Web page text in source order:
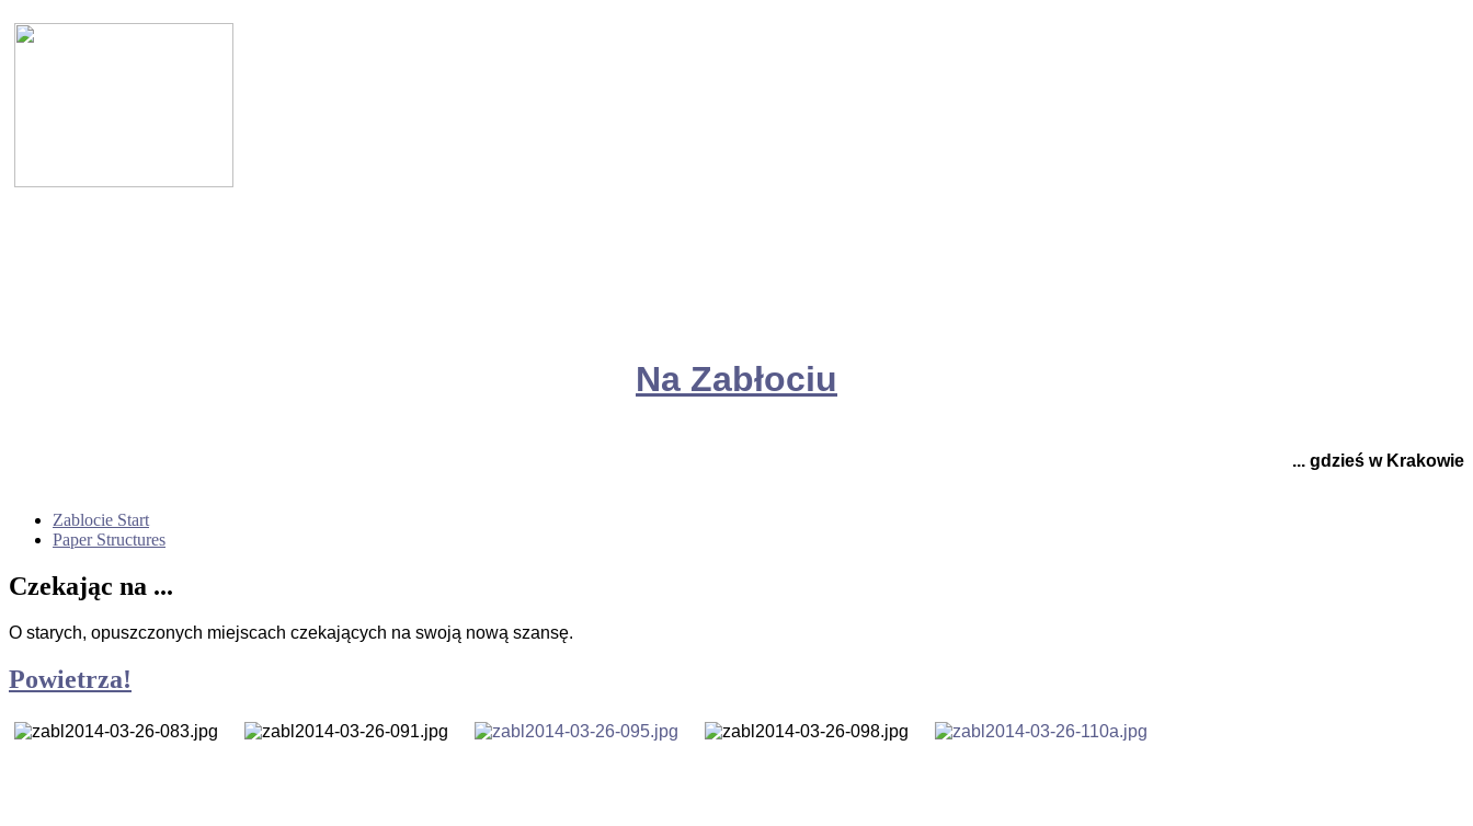
Na Zabłociu
... gdzieś w Krakowie
Zablocie Start
Paper Structures
Czekając na ...
O starych, opuszczonych miejscach czekających na swoją nową szansę.
Powietrza!